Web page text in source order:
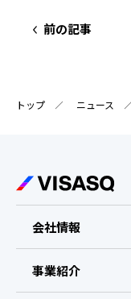
前の記事
トップ ニュース
会社情報
ビザスクについて
事業紹介